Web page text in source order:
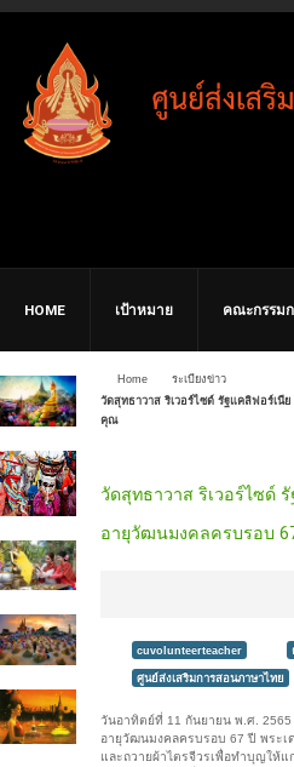
HOME เป้าหมาย คณะกรรม
Home
ระเบียงข่าว
วัดสุทธาวาส ริเวอร์ไซด์ รัฐแคลิฟอร์เนี
คุณ
วัดสุทธาวาส ริเวอร์ไซด์
อายุวัฒนมงคลครบรอบ
cuvolunteerteacher
ศูนย์ส่งเสริมการสอนภาษาไทย
วันอาทิตย์ที่ 11 กันยายน พ.ศ.
อายุวัฒนมงคลครบรอบ 67 ปี พระ
และถวายผ้าไตรจีวรเพื่อทำบุญให้